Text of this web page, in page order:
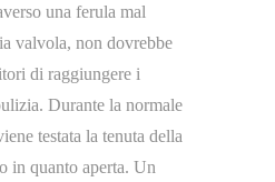
una ferula mal
valvola, non dovrebbe
di raggiungere i
Durante la normale
testata la tenuta della
in quanto aperta. Un